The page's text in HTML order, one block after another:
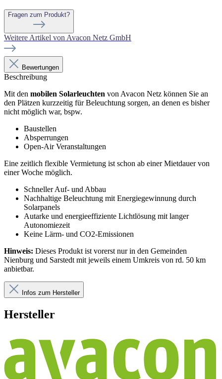
Fragen zum Produkt?
Weitere Artikel von Avacon Netz GmbH
Bewertungen
Beschreibung
Mit den mobilen Solarleuchten von Avacon Netz können Sie an
den Plätzen kurzzeitig für Beleuchtung sorgen, an denen es bisher
nicht möglich war, bspw.
Baustellen
Absperrungen
Open-Air Veranstaltungen
Eine zeitlich flexible Vermietung ist schon ab einer Mietdauer von
einer Woche möglich.
Schneller Auf- und Abbau
Nachhaltige Beleuchtung mit Energiegewinnung durch
Solarpanels
Autarke und energieeffiziente Lichtlösung mit langer
Autonomiezeit
Keine Lärm- und CO2-Emissionen
Hinweis: Dieses Produkt ist vorerst nur in den Gemeinden
Nienburg und Sarstedt mit jeweils einem Umkreis von rd. 50 km
anbietbar.
Infos zum Hersteller
Hersteller